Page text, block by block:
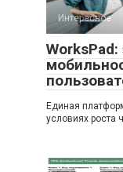
Интересное
Единая
условиях роста